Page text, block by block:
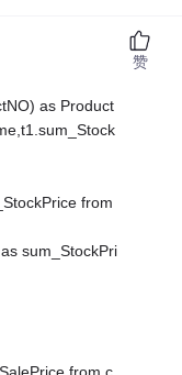
as Product
from
sum_StockPri
赞